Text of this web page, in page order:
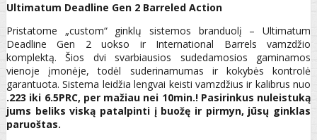
Ultimatum Deadline Gen 2 Barreled Action
Pristatome „custom“ ginklų sistemos branduolį – Ultimatum
Deadline Gen 2 uokso ir International Barrels vamzdžio
komplektą. Šios dvi svarbiausios sudedamosios gaminamos
vienoje įmonėje, todėl suderinamumas ir kokybės kontrolė
garantuota. Sistema leidžia lengvai keisti vamzdžius ir kalibrus nuo
.223 iki 6.5PRC, per mažiau nei 10min.! Pasirinkus nuleistuką
jums beliks viską patalpinti į buožę ir pirmyn, jūsų ginklas
paruoštas.